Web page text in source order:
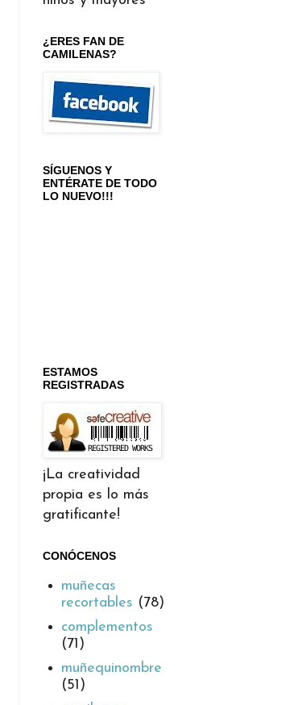
¿ERES FAN DE
CAMILENAS?
SÍGUENOS Y
ENTÉRATE DE TODO
LO NUEVO!!!
ESTAMOS
REGISTRADAS
¡La creatividad
propia es lo más
gratificante!
CONÓCENOS
muñecas
recortables (78)
complementos
(71)
muñequinombre
(51)